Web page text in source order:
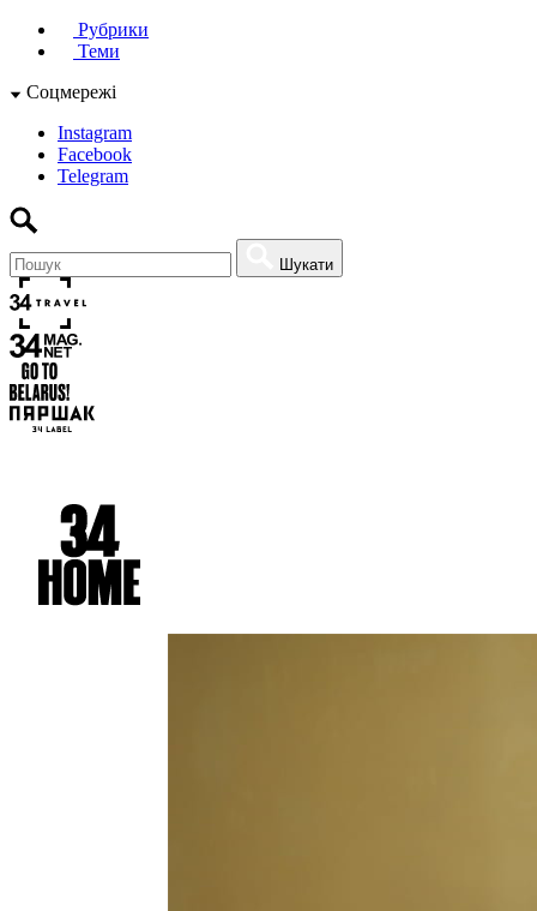
Рубрики
Теми
Соцмережі
Instagram
Facebook
Telegram
Шукати